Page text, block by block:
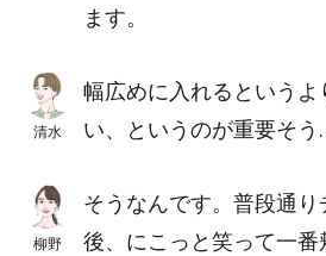
ます。
清水
幅広めに入れるという
い、というのが重要そう
柳野
そうなんです。普段通
後、にこっと笑って一